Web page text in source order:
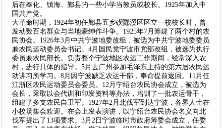
后在奉化、镇海、鄞县的一些小学当教员或校长。1925年加入中
国共产党。
大革命时期，1924年初任鄞县五乡碶鄮溪区区立一校校长时，曾
发动数百名群众与当地豪绅作斗争。1925年7月筹建了两个村的农
民协会。1926年3月中共宁波地委改组，被选为中共宁波地委委员
兼农民运动委员会书记。4月国民党宁波市党部改组，被选为执行
委员兼农民部长。负责整个宁波地区农运工作期间，经常深入农
村，进行具体的指导。5月去广州参加毛泽东主持的第六届农民运
动讲习所学习。8月因宁波缺乏农运干部，奉命提前返回。11月任
江浙区农民运动委员会委员。12月宁绍台农民协会成立，被选为
会长，采取以会代训和印发资料等办法，培训了一批农运骨干，
组建了多支农民自卫军。1927年2月北伐军到达宁波，各界人士在
小校场集会欢迎。在会上发表演讲，以宁绍台农民协会名义向北
伐军提出了13项要求。3月2日宁波临时市政府筹委会成立，任委